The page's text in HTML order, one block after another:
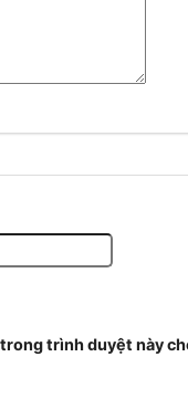
trình duyệt này